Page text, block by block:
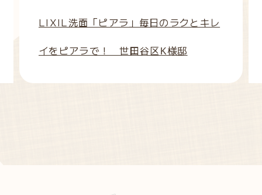
LIXIL洗面「ピアラ」毎日のラクとキレ
イをピアラで！ 世田谷区K様邸